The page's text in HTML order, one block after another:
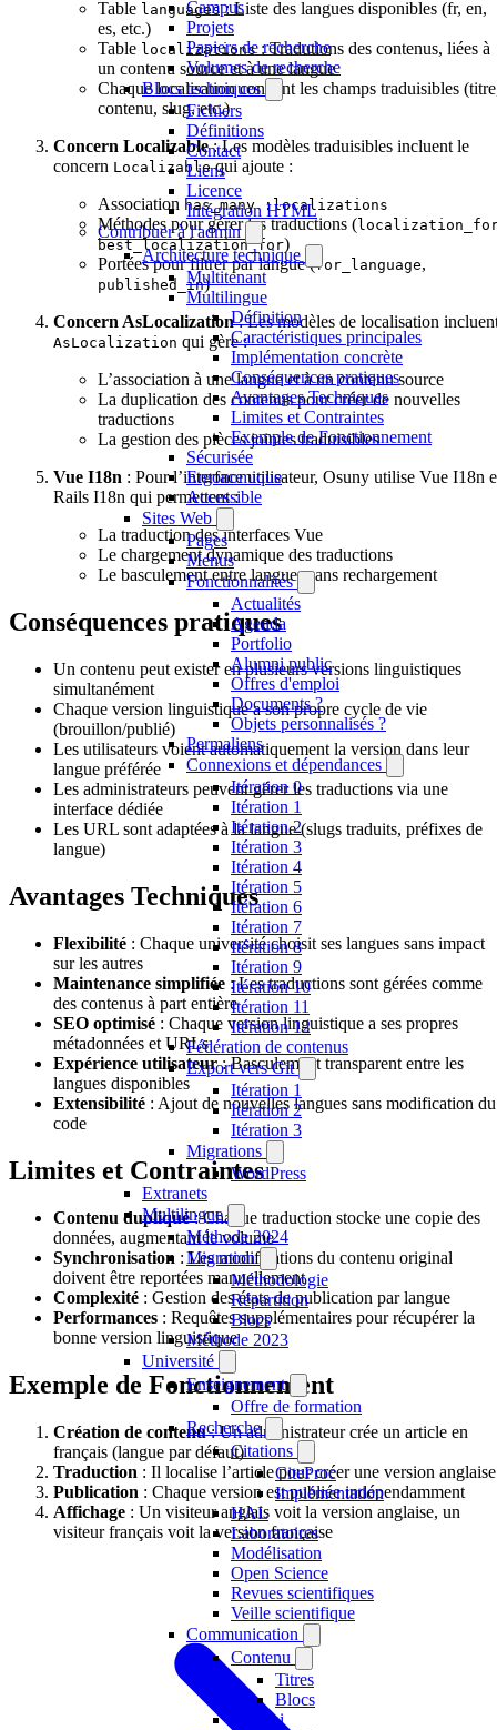
Campus
Projets
Papiers de recherche
Volumes de recherche
Blocs techniques
Fichiers
Définitions
Contact
Liens
Licence
Intégration HTML
Contribuer à l'admin
Architecture technique
Multitenant
Multilingue
Définition
Caractéristiques principales
Implémentation concrète
Conséquences pratiques
Avantages Techniques
Limites et Contraintes
Exemple de Fonctionnement
Sécurisée
Ergonomique
Accessible
Sites Web
Pages
Menus
Fonctionnalités
Actualités
Agenda
Portfolio
Alumni public
Offres d'emploi
Documents ?
Objets personnalisés ?
Permaliens
Connexions et dépendances
Itération 0
Itération 1
Itération 2
Itération 3
Itération 4
Itération 5
Itération 6
Itération 7
Itération 8
Itération 9
Itération 10
Itération 11
Itération 12
Fédération de contenus
Export vers Git
Itération 1
Itération 2
Itération 3
Migrations
WordPress
Extranets
Multilingue
Méthode 2024
Migration
Méthodologie
Répartition
Blocs
Méthode 2023
Université
Enseignement
Offre de formation
Recherche
Citations
CiteProc
Implémentation
HAL
Laboratoires
Modélisation
Open Science
Revues scientifiques
Veille scientifique
Communication
Contenu
Titres
Blocs
Alumni
Table languages: Liste des langues disponibles (fr, en,
es, etc.)
Table localizations: Tradutions des contenus, liées à
un contenu source et à une langue
Chaque localisation contient les champs traduisibles
contenu, slug, etc.)
Concern Localizable: Les modèles traduisibles incluent le
concern Localizablequi ajoute :
Association has_many :localizations
Méthodes pour gérer les traductions (
best_localization_for)
Portées pour filtrer par langue (for_language,
published_in)
Concern AsLocalization: Les modèles de localisation
AsLocalization qui gère :
L’association à une langue et à un contenu source
La duplication des contenus pour créer de nouvelles
traductions
La gestion des pièces jointes traduisibles
Vue I18n : Pour l’interface utilisateur, Osuny utilise Vue I18n
Rails I18n qui permettent :
La traduction des interfaces Vue
Le chargement dynamique des traductions
Le basculement entre langues sans rechargement
Conséquences pratiques
Un contenu peut exister en plusieurs versions linguistiques
simultanément
Chaque version linguistique a son propre cycle de vie
(brouillon/publié)
Les utilisateurs voient automatiquement la version dans leur
langue préférée
Les administrateurs peuvent gérer les traductions via une
interface dédiée
Les URL sont adaptées à la langue (slugs traduits, préfixes de
langue)
Avantages Techniques
Flexibilité : Chaque université choisit ses langues sans impact
sur les autres
Maintenance simplifiée : Les traductions sont gérées comme
des contenus à part entière
SEO optimisé : Chaque version linguistique a ses propres
métadonnées et URLs
Expérience utilisateur: Basculement transparent entre les
langues disponibles
Extensibilité : Ajout de nouvelles langues sans modification du
code
Limites et Contraintes
Contenu dupliqué: Chaque traduction stocke une copie des
données, augmentant le volume
Synchronisation : Les modifications du contenu original
doivent être reportées manuellement
Complexité : Gestion des états de publication par langue
Performances : Requêtes supplémentaires pour récupérer la
bonne version linguistique
Exemple de Fonctionnement
Création de contenu: Un administrateur crée un article en
français (langue par défaut)
Traduction : Il localise l’article pour créer une version anglaise
Publication : Chaque version est publiée indépendamment
Affichage : Un visiteur anglais voit la version anglaise, un
visiteur français voit la version française